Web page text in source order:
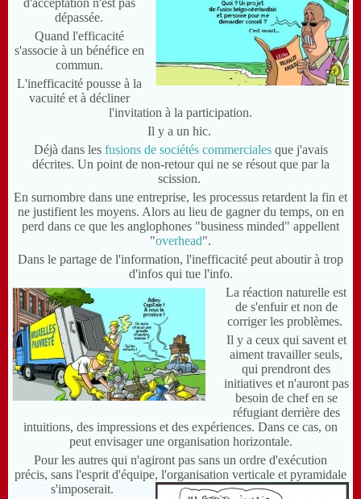
dépassée.
Quand l'efficacité
s'associe à un bénéfice en
commun.
L'inefficacité pousse à la
vacuité et à décliner
l'invitation à la participation.
Il y a un hic.
Déjà dans les fusions de sociétés commercialesque j'avais
décrites. Un point de non-retour qui ne se résout que par la
scission.
En surnombre dans une entreprise, les processus retardent la fin et
ne justifient les moyens. Alors au lieu de gagner du temps, on en
perd dans ce que les anglophones "business minded" appellent
"overhead".
Dans le partage de l'information, l'inefficacité peut aboutir à trop
d'infos qui tue l'info.
La réaction naturelle est
de s'enfuir et non de
corriger les problèmes.
Il y a ceux qui savent et
aiment travailler seuls,
qui prendront des
initiatives et n'auront pas
besoin de chef en se
réfugiant derrière des
intuitions, des impressions et des expériences. Dans ce cas, on
peut envisager une organisation horizontale.
Pour les autres qui n'agiront pas sans un ordre d'exécution
précis, sans l'esprit d'équipe, l'organisation verticale et pyramidale
s'imposerait.